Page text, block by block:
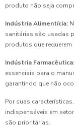
produto não seja
Indústria Alimentícia:
sanitárias são usadas
produtos que
Indústria Farmacêutica:
essenciais para o
garantindo que não
Por suas
indispensáveis em
são prioritárias.